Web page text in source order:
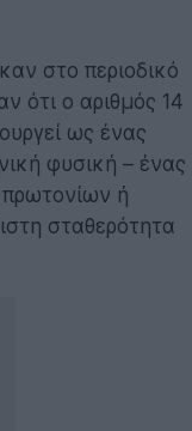
στο περιοδικό
ότι ο αριθμός 14
ως ένας
φυσική – ένας
ή
σταθερότητα